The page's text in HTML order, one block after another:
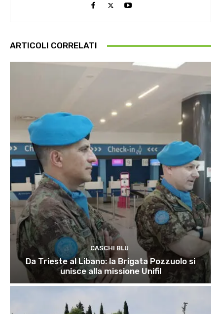
ARTICOLI CORRELATI
CASCHI BLU
Da Trieste al Libano: la Brigata Pozzuolo si
unisce alla missione Unifil